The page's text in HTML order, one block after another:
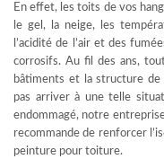
En effet, les toits de vos
le gel, la neige, les
l’acidité de l’air et des
corrosifs. Au fil des ans,
bâtiments et la structure de
pas arriver à une telle
endommagé, notre
recommande de renforcer
peinture pour toiture.